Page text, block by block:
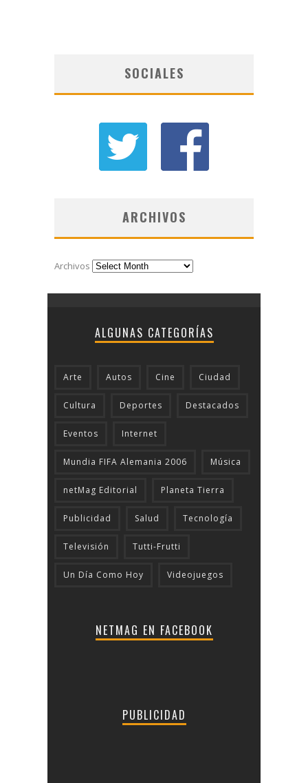
SOCIALES
ARCHIVOS
Archivos
ALGUNAS CATEGORÍAS
Arte Autos Cine Ciudad
Cultura Deportes Destacados
Eventos Internet
Mundia FIFA Alemania 2006 Música
netMag Editorial Planeta Tierra
Publicidad Salud Tecnologí­a
Televisión Tutti-Frutti
Un Día Como Hoy Videojuegos
NETMAG EN FACEBOOK
PUBLICIDAD